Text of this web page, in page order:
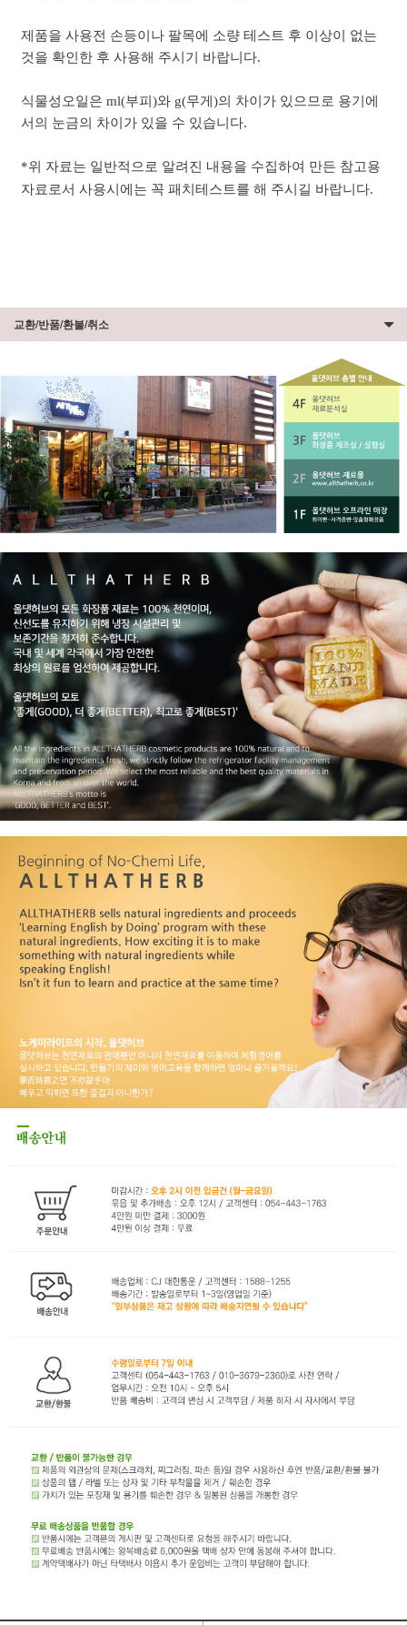
제품을 사용전 손등이나 팔목에 소량 테스트 후 이상이 없는
것을 확인한 후 사용해 주시기 바랍니다.
식물성오일은 ml(부피)와 g(무게)의 차이가 있으므로 용기에
서의 눈금의 차이가 있을 수 있습니다.
*위 자료는 일반적으로 알려진 내용을 수집하여 만든 참고용
자료로서 사용시에는 꼭 패치테스트를 해 주시길 바랍니다.
교환/반품/환불/취소